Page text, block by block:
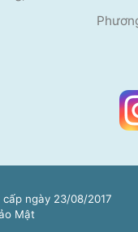
cấp ngày 23/08/2017
Mật